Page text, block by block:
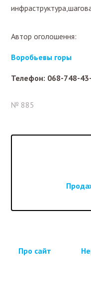
Автор оголошення:
Воробьевы горы
Телефон: 068-748-
№ 885
Про сайт